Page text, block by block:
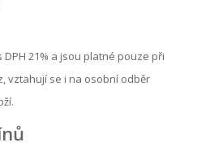
21% a jsou platné pouze při
vztahují se i na osobní odběr